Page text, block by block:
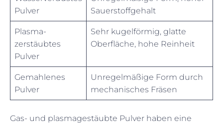
Pulver
Sauerstoffgehalt
Plasma-
zerstäubtes
Pulver
Sehr kugelförmig, glatte
Oberfläche, hohe Reinheit
Gemahlenes
Pulver
Unregelmäßige Form durch
mechanisches Fräsen
Gas- und plasmagestäubte Pulver haben eine